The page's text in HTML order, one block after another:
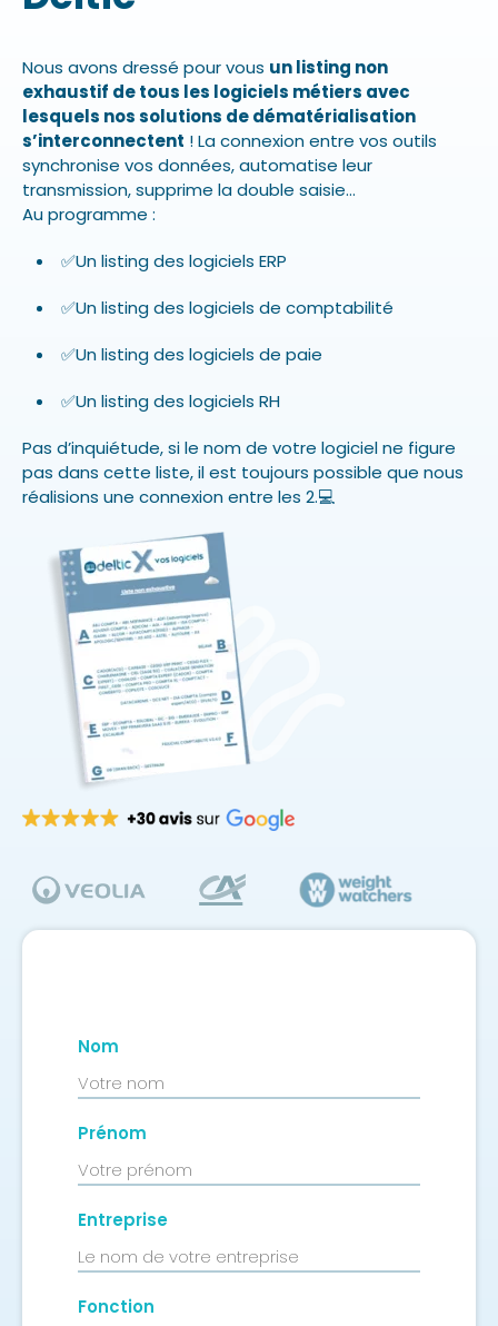
Nous avons dressé pour vous un listing non
exhaustif de tous les logiciels métiers avec
lesquels nos solutions de dématérialisation
s’interconnectent ! La connexion entre vos outils
synchronise vos données, automatise leur
transmission, supprime la double saisie…
Au programme :
✅Un listing des logiciels ERP
✅Un listing des logiciels de comptabilité
✅Un listing des logiciels de paie
✅Un listing des logiciels RH
Pas d’inquiétude, si le nom de votre logiciel ne figure
pas dans cette liste, il est toujours possible que nous
réalisions une connexion entre les 2.💻
Nom
Prénom
Entreprise
Fonction